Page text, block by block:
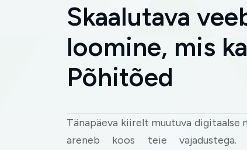
Skaalutava
loomine, mis
Põhitõed
Tänapäeva kiirelt muutuva digitaalse
areneb koos teie